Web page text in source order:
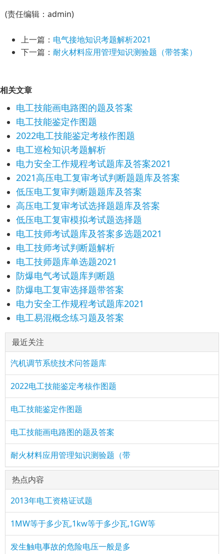
(责任编辑：admin)
上一篇： 电气接地知识考题解析2021
下一篇： 耐火材料应用管理知识测验题（带答案）
相关文章
电工技能画电路图的题及答案
电工技能鉴定作图题
2022电工技能鉴定考核作图题
电工巡检知识考题解析
电力安全工作规程考试题库及答案2021
2021高压电工复审考试判断题题库及答案
低压电工复审判断题题库及答案
高压电工复审考试选择题题库及答案
低压电工复审模拟考试题选择题
电工技师考试题库及答案多选题2021
电工技师考试判断题解析
电工技师题库单选题2021
防爆电气考试题库判断题
防爆电工复审选择题带答案
电力安全工作规程考试题库2021
电工易混概念练习题及答案
最近关注
汽机调节系统技术问答题库
2022电工技能鉴定考核作图题
电工技能鉴定作图题
电工技能画电路图的题及答案
耐火材料应用管理知识测验题（带
热点内容
2013年电工资格证试题
1MW等于多少瓦,1kw等于多少瓦,1GW等
发生触电事故的危险电压一般是多